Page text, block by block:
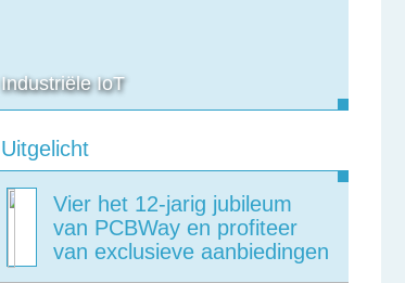
Industriële IoT
Uitgelicht
Vier het 12-jarig jubileum
van PCBWay en profiteer
van exclusieve aanbiedingen